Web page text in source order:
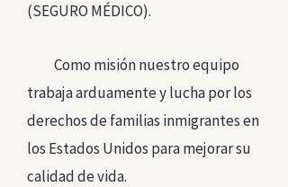
(SEGURO MÉDICO).
Como misión nuestro equipo
trabaja arduamente y lucha por los
derechos de familias inmigrantes en
los Estados Unidos para mejorar su
calidad de vida.